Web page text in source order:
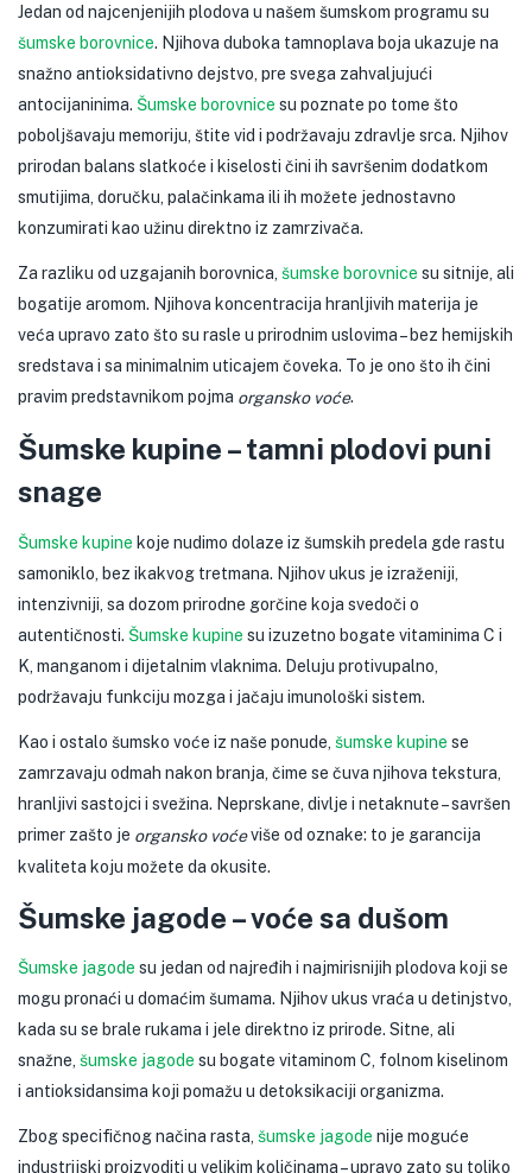
Jedan od najcenjenijih plodova u našem šumskom programu su
šumske borovnice. Njihova duboka tamnoplava boja ukazuje na
snažno antioksidativno dejstvo, pre svega zahvaljujući
antocijaninima. Šumske borovnice su poznate po tome što
poboljšavaju memoriju, štite vid i podržavaju zdravlje srca. Njihov
prirodan balans slatkoće i kiselosti čini ih savršenim dodatkom
smutijima, doručku, palačinkama ili ih možete jednostavno
konzumirati kao užinu direktno iz zamrzivača.
Za razliku od uzgajanih borovnica, šumske borovnice su sitnije, ali
bogatije aromom. Njihova koncentracija hranljivih materija je
veća upravo zato što su rasle u prirodnim uslovima – bez hemijskih
sredstava i sa minimalnim uticajem čoveka. To je ono što ih čini
pravim predstavnikom pojma organsko voće.
Šumske kupine – tamni plodovi puni
snage
Šumske kupine koje nudimo dolaze iz šumskih predela gde rastu
samoniklo, bez ikakvog tretmana. Njihov ukus je izraženiji,
intenzivniji, sa dozom prirodne gorčine koja svedoči o
autentičnosti. Šumske kupine su izuzetno bogate vitaminima C i
K, manganom i dijetalnim vlaknima. Deluju protivupalno,
podržavaju funkciju mozga i jačaju imunološki sistem.
Kao i ostalo šumsko voće iz naše ponude, šumske kupine se
zamrzavaju odmah nakon branja, čime se čuva njihova tekstura,
hranljivi sastojci i svežina. Neprskane, divlje i netaknute – savršen
primer zašto je organsko voćeviše od oznake: to je garancija
kvaliteta koju možete da okusite.
Šumske jagode – voće sa dušom
Šumske jagode su jedan od najređih i najmirisnijih plodova koji se
mogu pronaći u domaćim šumama. Njihov ukus vraća u detinjstvo,
kada su se brale rukama i jele direktno iz prirode. Sitne, ali
snažne, šumske jagode su bogate vitaminom C, folnom kiselinom
i antioksidansima koji pomažu u detoksikaciji organizma.
Zbog specifičnog načina rasta, šumske jagode nije moguće
industrijski proizvoditi u velikim količinama – upravo zato su toliko